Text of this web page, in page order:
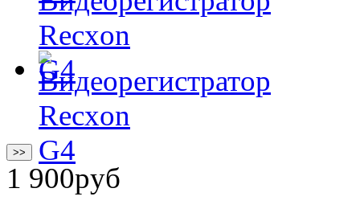
>>
1 900руб